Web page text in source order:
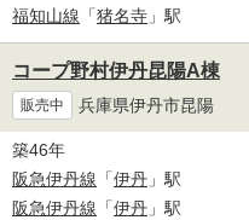
福知山線 「猪名寺 」駅
コープ野村伊丹昆陽A棟
販売中 兵庫県伊丹市昆陽
築46年
阪急伊丹線 「伊丹 」駅
阪急伊丹線 「伊丹 」駅